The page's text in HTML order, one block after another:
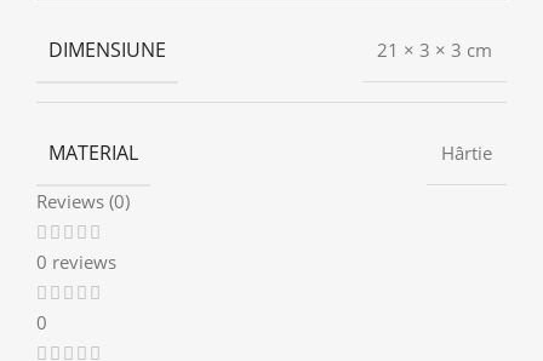
DIMENSIUNE 21 × 3 × 3 cm
MATERIAL
Hârtie
Reviews (0)
0 reviews
0